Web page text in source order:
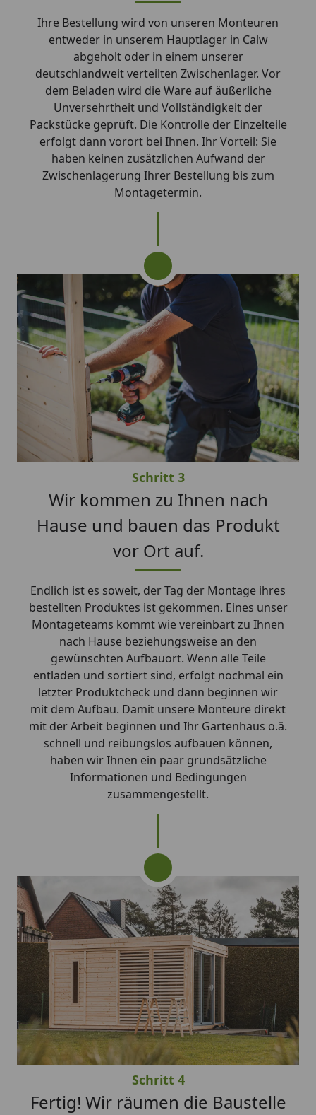
Ihre Bestellung wird von unseren Monteuren
entweder in unserem Hauptlager in Calw
abgeholt oder in einem unserer
deutschlandweit verteilten Zwischenlager. Vor
dem Beladen wird die Ware auf äußerliche
Unversehrtheit und Vollständigkeit der
Packstücke geprüft. Die Kontrolle der Einzelteile
erfolgt dann vorort bei Ihnen. Ihr Vorteil: Sie
haben keinen zusätzlichen Aufwand der
Zwischenlagerung Ihrer Bestellung bis zum
Montagetermin.
Schritt 3
Wir kommen zu Ihnen nach
Hause und bauen das Produkt
vor Ort auf.
Endlich ist es soweit, der Tag der Montage ihres
bestellten Produktes ist gekommen. Eines unser
Montageteams kommt wie vereinbart zu Ihnen
nach Hause beziehungsweise an den
gewünschten Aufbauort. Wenn alle Teile
entladen und sortiert sind, erfolgt nochmal ein
letzter Produktcheck und dann beginnen wir
mit dem Aufbau. Damit unsere Monteure direkt
mit der Arbeit beginnen und Ihr Gartenhaus o.ä.
schnell und reibungslos aufbauen können,
haben wir Ihnen ein paar grundsätzliche
Informationen und Bedingungen
zusammengestellt.
Schritt 4
Fertig! Wir räumen die Baustelle